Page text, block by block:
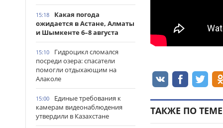
15:18
Какая погода
ожидается в Астане, Алматы
и Шымкенте 6–8 августа
15:10
Гидроцикл сломался
посреди озера: спасатели
помогли отдыхающим на
Алаколе
15:00
Единые требования к
камерам видеонаблюдения
утвердили в Казахстане
ТАКЖЕ ПО ТЕМЕ